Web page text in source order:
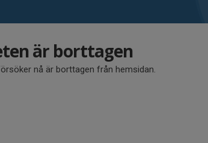
är borttagen
nå är borttagen från hemsidan.